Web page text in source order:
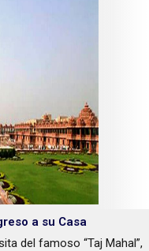
a su Casa
del famoso “Taj Mahal”,